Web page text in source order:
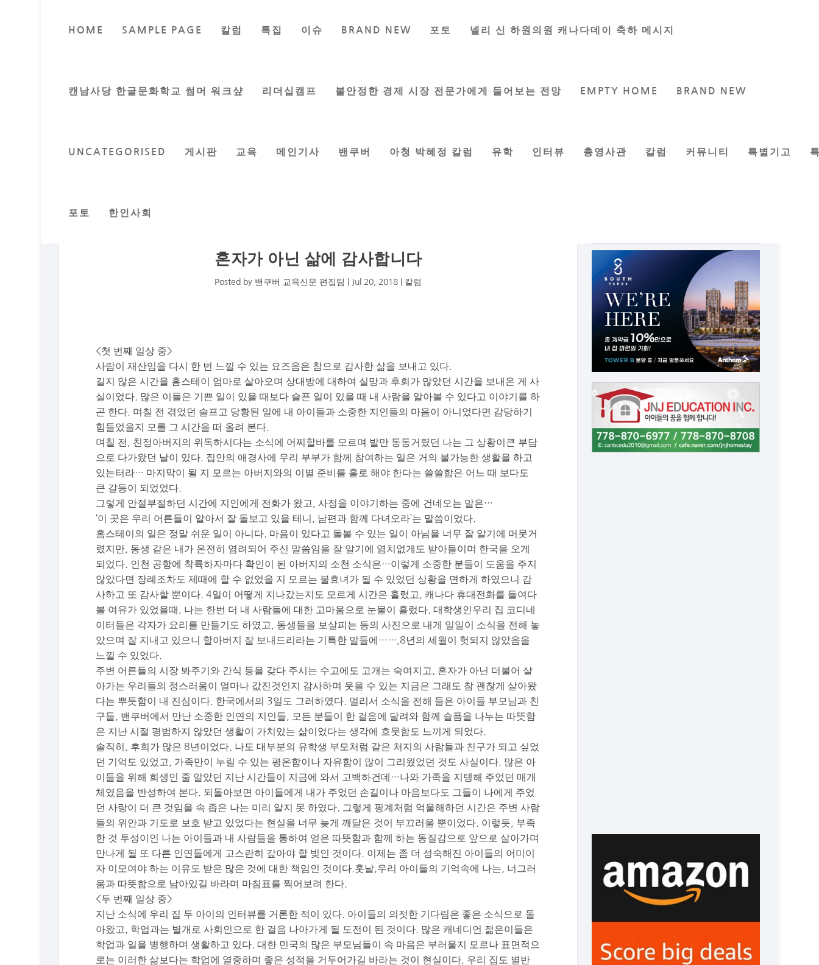
HOME SAMPLE PAGE 칼럼 특집 이슈 BRAND NEW 포토 넬리 신 하원의원 캐나다데이 축하 메시지
캔남사당 한글문화학교 썸머 워크샾 리더십캠프 불안정한 경제 시장 전문가에게 들어보는 전망 EMPTY HOME BRAND NEW
UNCATEGORISED 게시판 교육 메인기사 밴쿠버 아청 박혜정 칼럼 유학 인터뷰 총영사관 칼럼 커뮤니티 특별기고
포토 한인사회
혼자가 아닌 삶에 감사합니다
Posted by 밴쿠버 교육신문 편집팀 Jul 20, 2018 칼럼
<첫 번째 일상 중>
사람이 재산임을 다시 한 번 느낄 수 있는 요즈음은 참으로 감사한 삶을 보내고 있다.
길지 않은 시간을 홈스테이 엄마로 살아오며 상대방에 대하여 실망과 후회가 많았던 시간을 보내온 게 사
실이었다. 많은 이들은 기쁜 일이 있을 때보다 슬픈 일이 있을 때 내 사람을 알아볼 수 있다고 이야기를 하
곤 한다. 며칠 전 겪었던 슬프고 당황된 일에 내 아이들과 소중한 지인들의 마음이 아니었다면 감당하기
힘들었을지 모를 그 시간을 떠 올려 본다.
며칠 전, 친정아버지의 위독하시다는 소식에 어찌할바를 모르며 발만 동동거렸던 나는 그 상황이큰 부담
으로 다가왔던 날이 있다. 집안의 애경사에 우리 부부가 함께 참여하는 일은 거의 불가능한 생활을 하고
있는터라… 마지막이 될 지 모르는 아버지와의 이별 준비를 홀로 해야 한다는 쓸쓸함은 어느 때 보다도
큰 갈등이 되었었다.
그렇게 안절부절하던 시간에 지인에게 전화가 왔고, 사정을 이야기하는 중에 건네오는 말은…
‘이 곳은 우리 어른들이 알아서 잘 돌보고 있을 테니, 남편과 함께 다녀오라’는 말씀이었다.
홈스테이의 일은 정말 쉬운 일이 아니다. 마음이 있다고 돌볼 수 있는 일이 아님을 너무 잘 알기에 머뭇거
렸지만, 동생 같은 내가 온전히 염려되어 주신 말씀임을 잘 알기에 염치없게도 받아들이며 한국을 오게
되었다. 인천 공항에 착륙하자마다 확인이 된 아버지의 소천 소식은…이렇게 소중한 분들이 도움을 주지
않았다면 장례조차도 제때에 할 수 없었을 지 모르는 불효녀가 될 수 있었던 상황을 면하게 하였으니 감
사하고 또 감사할 뿐이다. 4일이 어떻게 지나갔는지도 모르게 시간은 흘렀고, 캐나다 휴대전화를 들여다
볼 여유가 있었을때, 나는 한번 더 내 사람들에 대한 고마움으로 눈물이 흘렀다. 대학생인우리 집 코디네
이터들은 각자가 요리를 만들기도 하였고, 동생들을 보살피는 등의 사진으로 내게 일일이 소식을 전해 놓
았으며 잘 지내고 있으니 할아버지 잘 보내드리라는 기특한 말들에……,8년의 세월이 헛되지 않았음을
느낄 수 있었다.
주변 어른들의 시장 봐주기와 간식 등을 갖다 주시는 수고에도 고개는 숙여지고, 혼자가 아닌 더불어 살
아가는 우리들의 정스러움이 얼마나 값진것인지 감사하며 웃을 수 있는 지금은 그래도 참 괜찮게 살아왔
다는 뿌듯함이 내 진심이다. 한국에서의 3일도 그러하였다. 멀리서 소식을 전해 들은 아이들 부모님과 친
구들, 밴쿠버에서 만난 소중한 인연의 지인들, 모든 분들이 한 걸음에 달려와 함께 슬픔을 나누는 따뜻함
은 지난 시절 평범하지 않았던 생활이 가치있는 삶이었다는 생각에 흐뭇함도 느끼게 되었다.
솔직히, 후회가 많은 8년이었다. 나도 대부분의 유학생 부모처럼 같은 처지의 사람들과 친구가 되고 싶었
던 기억도 있었고, 가족만이 누릴 수 있는 평온함이나 자유함이 많이 그리웠었던 것도 사실이다. 많은 아
이들을 위해 희생인 줄 알았던 지난 시간들이 지금에 와서 고백하건데…나와 가족을 지탱해 주었던 매개
체였음을 반성하여 본다. 되돌아보면 아이들에게 내가 주었던 손길이나 마음보다도 그들이 나에게 주었
던 사랑이 더 큰 것임을 속 좁은 나는 미리 알지 못 하였다. 그렇게 핑계처럼 억울해하던 시간은 주변 사람
들의 위안과 기도로 보호 받고 있었다는 현실을 너무 늦게 깨달은 것이 부끄러울 뿐이었다. 이렇듯, 부족
한 것 투성이인 나는 아이들과 내 사람들을 통하여 얻은 따뜻함과 함께 하는 동질감으로 앞으로 살아가며
만나게 될 또 다른 인연들에게 고스란히 갚아야 할 빚인 것이다. 이제는 좀 더 성숙해진 아이들의 어미이
자 이모여야 하는 이유도 받은 많은 것에 대한 책임인 것이다.훗날,우리 아이들의 기억속에 나는, 너그러
움과 따뜻함으로 남아있길 바라며 마침표를 찍어보려 한다.
<두 번째 일상 중>
지난 소식에 우리 집 두 아이의 인터뷰를 거론한 적이 있다. 아이들의 의젓한 기다림은 좋은 소식으로 돌
아왔고, 학업과는 별개로 사회인으로 한 걸음 나아가게 될 도전이 된 것이다. 많은 캐네디언 젊은이들은
학업과 일을 병행하며 생활하고 있다. 대한 민국의 많은 부모님들이 속 마음은 부러울지 모르나 표면적으
로는 이러한 삶보다는 학업에 열중하며 좋은 성적을 거두어가길 바라는 것이 현실이다. 우리 집도 별반